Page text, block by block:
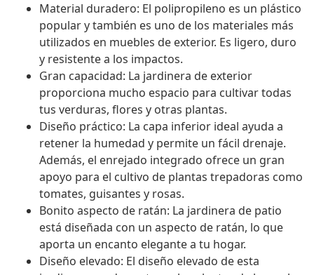
Material duradero: El polipropileno es un plástico
popular y también es uno de los materiales más
utilizados en muebles de exterior. Es ligero, duro
y resistente a los impactos.
Gran capacidad: La jardinera de exterior
proporciona mucho espacio para cultivar todas
tus verduras, flores y otras plantas.
Diseño práctico: La capa inferior ideal ayuda a
retener la humedad y permite un fácil drenaje.
Además, el enrejado integrado ofrece un gran
apoyo para el cultivo de plantas trepadoras como
tomates, guisantes y rosas.
Bonito aspecto de ratán: La jardinera de patio
está diseñada con un aspecto de ratán, lo que
aporta un encanto elegante a tu hogar.
Diseño elevado: El diseño elevado de esta